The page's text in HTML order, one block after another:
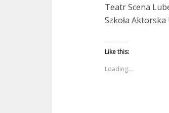
Teatr Scena
Szkoła
Like this:
Loading...